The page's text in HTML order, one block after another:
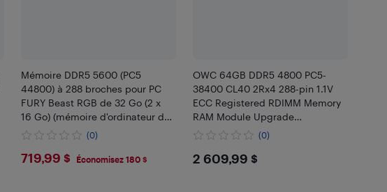
Mémoire DDR5 5600 (PC5
44800) à 288 broches pour PC
FURY Beast RGB de 32 Go (2 x
16 Go) (mémoire d'ordinateur de
bureau) - Remis à neuf (bon état)
(0)
$719.99
719,99 $ Économisez 180 $
OWC 64GB DDR5 4800 PC5-
38400 CL40 2Rx4 288-pin 1.1V
ECC Registered RDIMM Memory
RAM Module Upgrade
Compatible with Dell PowerEdge
(0)
$2609.99
2 609,99 $